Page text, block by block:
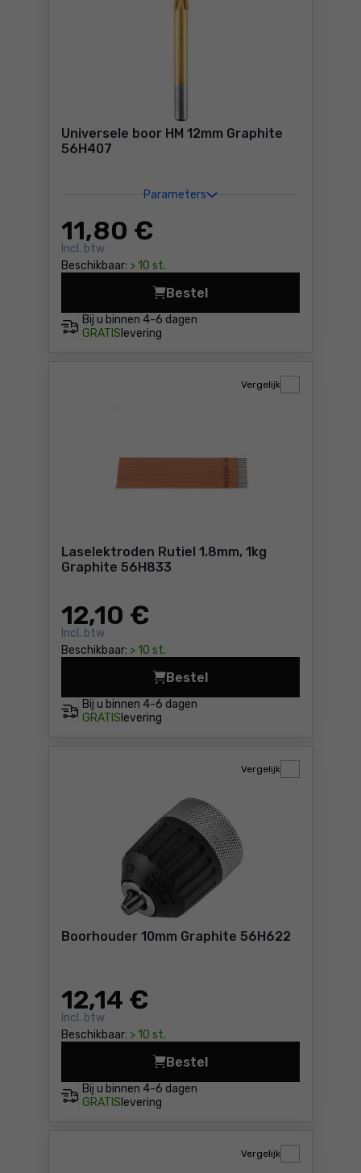
Universele boor HM 12mm Graphite
56H407
Parameters
11,80 €
Incl. btw
Beschikbaar: > 10 st.
Bij u binnen 4-6 dagen
GRATIS levering
Bestel
Universele boor HM 12mm
Laselektroden Rutiel 1.8mm, 1kg
Graphite 56H833
12,10 €
Incl. btw
Beschikbaar: > 10 st.
Vergelijk
Bij u binnen 4-6 dagen
GRATIS levering
Bestel
Laselektroden Rutiel
Boorhouder 10mm Graphite 56H622
12,14 €
Incl. btw
Beschikbaar: > 10 st.
Vergelijk
Bij u binnen 4-6 dagen
GRATIS levering
Bestel
Boorhouder 10mm
Vergelijk